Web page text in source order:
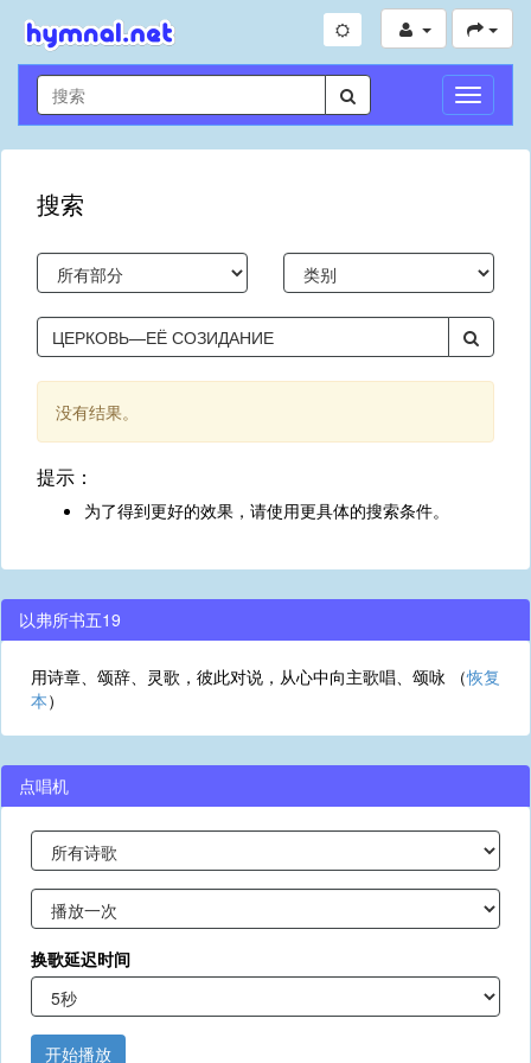
切
换
导
搜索
没有结果。
提示：
为了得到更好的效果，请使用更具体的搜索条件。
以弗所书五19
用诗章、颂辞、灵歌，彼此对说，从心中向主歌唱、颂咏 （恢复
本）
点唱机
换歌延迟时间
开始播放